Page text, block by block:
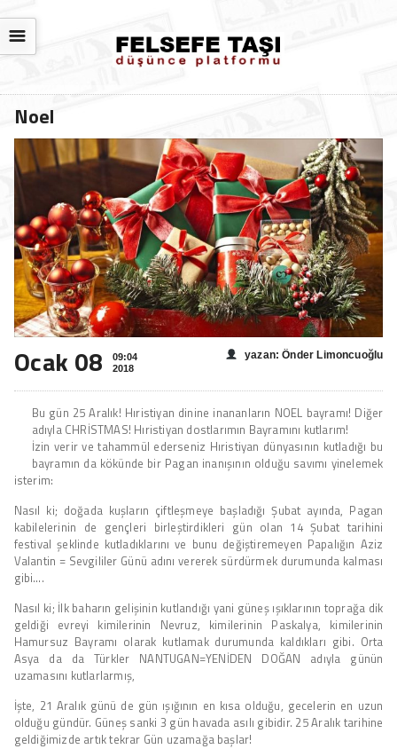
☰
Noel
Ocak 08
09:04
2018
yazan: Önder Limoncuoğlu
Bu gün 25 Aralık! Hıristiyan dinine inananların NOEL bayramı! Diğer
adıyla CHRİSTMAS! Hıristiyan dostlarımın Bayramını kutlarım!
İzin verir ve tahammül ederseniz Hıristiyan dünyasının kutladığı bu
bayramın da kökünde bir Pagan inanışının olduğu savımı yinelemek
isterim:
Nasıl ki; doğada kuşların çiftleşmeye başladığı Şubat ayında, Pagan
kabilelerinin de gençleri birleştirdikleri gün olan 14 Şubat tarihini
festival şeklinde kutladıklarını ve bunu değiştiremeyen Papalığın Aziz
Valantin = Sevgililer Günü adını vererek sürdürmek durumunda kalması
gibi….
Nasıl ki; İlk baharın gelişinin kutlandığı yani güneş ışıklarının toprağa dik
geldiği evreyi kimilerinin Nevruz, kimilerinin Paskalya, kimilerinin
Hamursuz Bayramı olarak kutlamak durumunda kaldıkları gibi. Orta
Asya da da Türkler NANTUGAN=YENİDEN DOĞAN adıyla günün
uzamasını kutlarlarmış,
İşte, 21 Aralık günü de gün ışığının en kısa olduğu, gecelerin en uzun
olduğu gündür. Güneş sanki 3 gün havada asılı gibidir. 25 Aralık tarihine
geldiğimizde artık tekrar Gün uzamağa başlar!